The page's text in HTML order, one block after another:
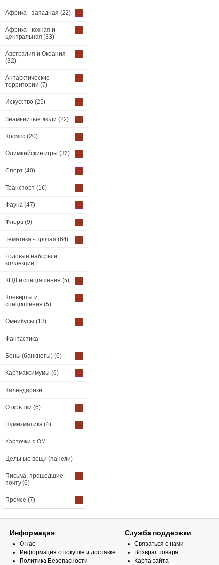
Африка - западная (22)
Африка - южная и
центральная (33)
Австралия и Океания
(32)
Антарктические
территории (7)
Искусство (25)
Знаменитые люди (22)
Космос (20)
Олимпийские игры (32)
Спорт (40)
Транспорт (16)
Фауна (47)
Флора (9)
Тематика - прочая (64)
Годовые наборы и
коллекции
КПД и спецгашения (5)
Конверты и
спецгашения (5)
Омнибусы (13)
Фантастика
Боны (банкноты) (6)
Картмаксимумы (6)
Календарики
Открытки (6)
Нумизматика (4)
Карточки с ОМ
Цельные вещи (панели)
Письма, прошедшие
почту (6)
Прочее (7)
Информация
О нас
Информация о покупке и доставке
Политика Безопасности
Служба поддержки
Связаться с нами
Возврат товара
Карта сайта